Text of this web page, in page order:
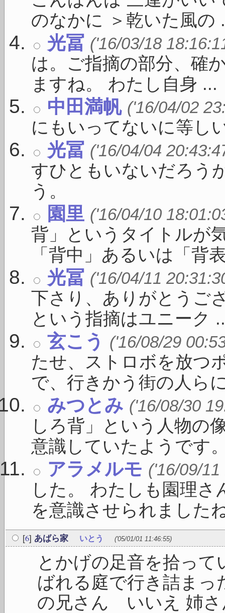
のなかに ＞乾いた風の
光冨 ('16/03/18
は。ご指摘の部分、確
ますね。 わたし自身 ...
中田満帆 ('16/04/02
にもいってないに等し
光冨 ('16/04/04
すひともいないだろう
う。
園里 ('16/04/10
背」というタイトルが
「背中」あるいは「背
光冨 ('16/04/11
下さり、ありがとうご
という指摘はユニーク
玄こう ('16/08/29
たせ、ストロボを放つ
で、行きかう街の人ら
みつとみ ('16/08/30
しろ背」という人物の
意識していたようです
アラメルモ ('16/09/
した。 わたしも園理
を意識させられました
[6] あばら家 いとう ('05/01/01 11:46:55)
とかげの足音を拾っ
ばれる庭で行き詰まっ
の兄さん いいえ 姉さ